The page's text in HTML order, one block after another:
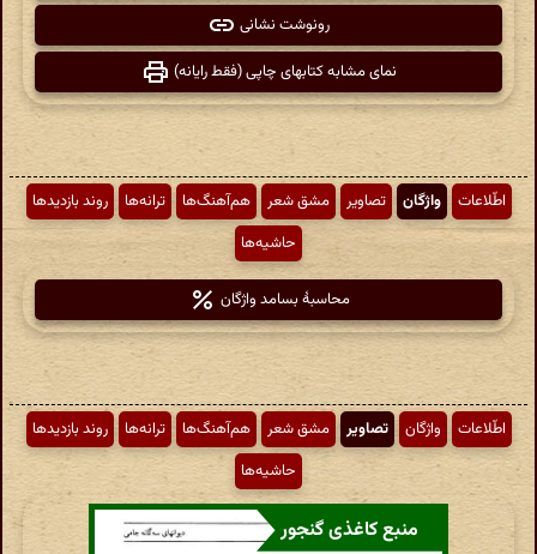
رونوشت نشانی
نمای مشابه کتابهای چاپی (فقط رایانه)
اطّلاعات واژگان تصاویر مشق شعر هم‌آهنگ‌ها ترانه‌ها
روند بازدیدها
حاشیه‌ها
محاسبهٔ بسامد واژگان
اطّلاعات واژگان تصاویر مشق شعر هم‌آهنگ‌ها ترانه‌ها
روند بازدیدها
حاشیه‌ها
منبع کاغذی گنجور